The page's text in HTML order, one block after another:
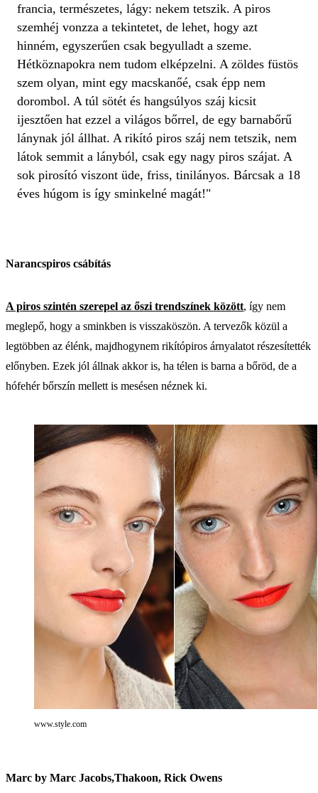
francia, természetes, lágy: nekem tetszik. A piros
szemhéj vonzza a tekintetet, de lehet, hogy azt
hinném, egyszerűen csak begyulladt a szeme.
Hétköznapokra nem tudom elképzelni. A zöldes füstös
szem olyan, mint egy macskanőé, csak épp nem
dorombol. A túl sötét és hangsúlyos száj kicsit
ijesztően hat ezzel a világos bőrrel, de egy barnabőrű
lánynak jól állhat. A rikító piros száj nem tetszik, nem
látok semmit a lányból, csak egy nagy piros szájat. A
sok pirosító viszont üde, friss, tinilányos. Bárcsak a 18
éves húgom is így sminkelné magát!"
Narancspiros csábítás
A piros szintén szerepel az őszi trendszínek között, így nem
meglepő, hogy a sminkben is visszaköszön. A tervezők közül a
legtöbben az élénk, majdhogynem rikítópiros árnyalatot részesítették
előnyben. Ezek jól állnak akkor is, ha télen is barna a bőröd, de a
hófehér bőrszín mellett is mesésen néznek ki.
www.style.com
Marc by Marc Jacobs,Thakoon, Rick Owens